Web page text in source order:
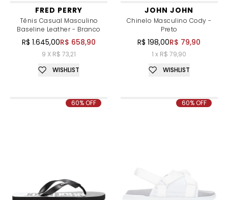
FRED PERRY
Tênis Casual Masculino
Baseline Leather - Branco
R$ 1.645,00R$ 658,90
9 X R$ 73,21
WISHLIST
JOHN JOHN
Chinelo Masculino Cody -
Preto
R$ 198,00R$ 79,90
1 x R$ 79,90
WISHLIST
60% OFF 60% OFF